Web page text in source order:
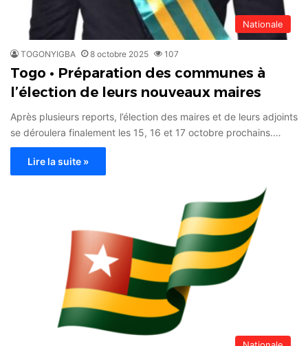
Nationale
TOGONYIGBA 8 octobre 2025 107
Togo • Préparation des communes à
l’élection de leurs nouveaux maires
Après plusieurs reports, l’élection des maires et de leurs adjoints
se déroulera finalement les 15, 16 et 17 octobre prochains.…
Lire la suite »